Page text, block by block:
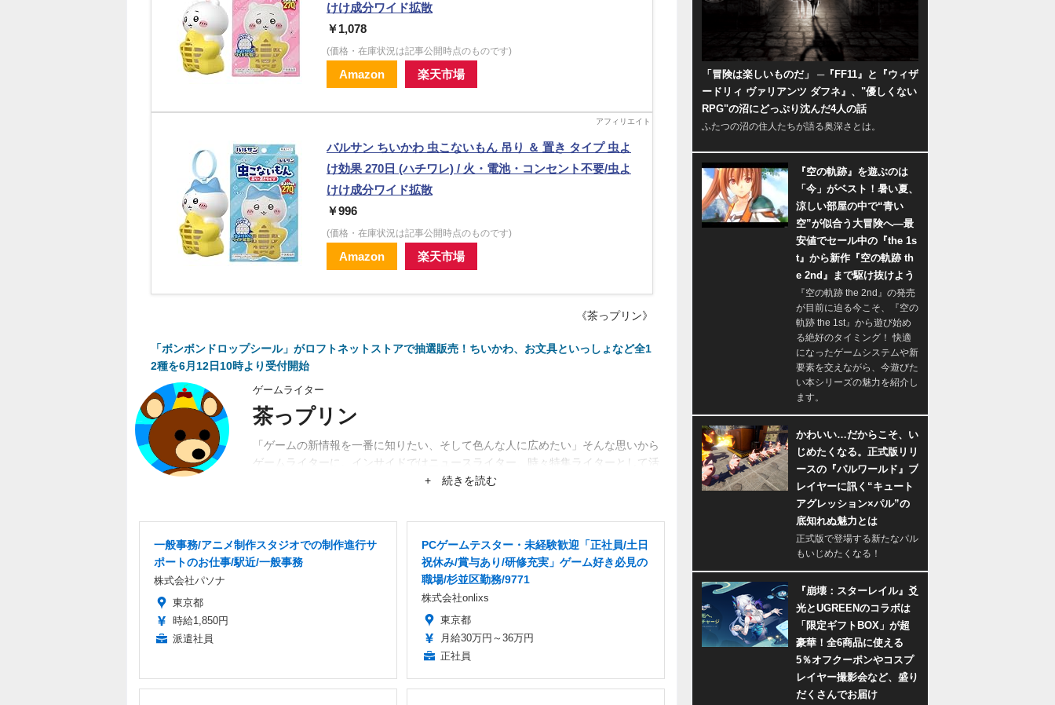
けけ成分ワイド拡散
￥1,078
(価格・在庫状況は記事公開時点のものです)
Amazon 楽天市場
バルサン ちいかわ 虫こないもん 吊り ＆ 置き タイプ 虫よ
け効果 270日 (ハチワレ) / 火・電池・コンセント不要/虫よ
けけ成分ワイド拡散
￥996
(価格・在庫状況は記事公開時点のものです)
Amazon 楽天市場
《茶っプリン》
「ボンボンドロップシール」がロフトネットストアで抽選販売！ちいかわ、お文具といっしょなど全1
2種を6月12日10時より受付開始
ゲームライター
茶っプリン
「ゲームの新情報を一番に知りたい、そして色んな人に広めたい」そんな思いから
ゲームライターに。インサイドではニュースライター、時々特集ライターとして活
動。関係者、ユーザーから生まれるネットブームにも興味あり。
+ 続きを読む
一般事務/アニメ制作スタジオでの制作進行サ
ポートのお仕事/駅近/一般事務
株式会社パソナ
東京都
時給1,850円
派遣社員
PCゲームテスター・未経験歓迎「正社員/土日
祝休み/賞与あり/研修充実」ゲーム好き必見の
職場/杉並区勤務/9771
株式会社onlixs
東京都
月給30万円～36万円
正社員
「冒険は楽しいものだ」 ─『FF11』と『ウィザ
ードリィ ヴァリアンツ ダフネ』、"優しくない
RPG"の沼にどっぷり沈んだ4人の話
ふたつの沼の住人たちが語る奥深さとは。
『空の軌跡』を遊ぶのは
「今」がベスト！暑い夏、
涼しい部屋の中で“青い
空”が似合う大冒険へ―最
安値でセール中の『the 1s
t』から新作『空の軌跡 th
e 2nd』まで駆け抜けよう
『空の軌跡 the 2nd』の発売
が目前に迫る今こそ、『空の
軌跡 the 1st』から遊び始め
る絶好のタイミング！ 快適
になったゲームシステムや新
要素を交えながら、今遊びた
い本シリーズの魅力を紹介し
ます。
かわいい…だからこそ、い
じめたくなる。正式版リリ
ースの『パルワールド』プ
レイヤーに訊く“キュート
アグレッション×パル”の
底知れぬ魅力とは
正式版で登場する新たなパル
もいじめたくなる！
『崩壊：スターレイル』爻
光とUGREENのコラボは
「限定ギフトBOX」が超
豪華！全6商品に使える
5％オフクーポンやコスプ
レイヤー撮影会など、盛り
だくさんでお届け